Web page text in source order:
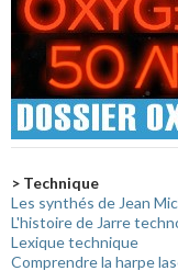
> Technique
Les synthés de Jean
L'histoire de Jarre
Lexique technique
Comprendre la harpe